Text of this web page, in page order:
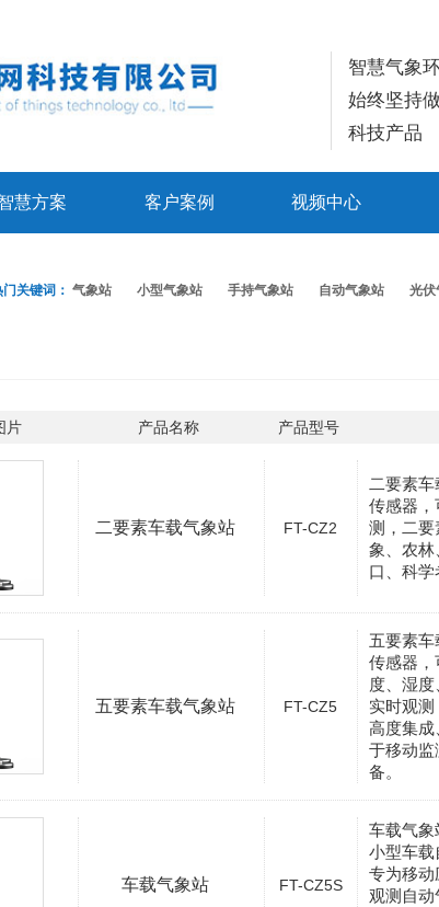
智慧气象
始终坚持
科技产品
慧方案 客户案例 视频中心
门关键词：气象站 小型气象站 手持气象站 自动气象站 光伏
片 产品名称 产品型号
二要素车载气象站 FT-CZ2
二要素
传感器，
测，二要
象、农林
口、科学
五要素车载气象站 FT-CZ5
五要素
传感器，
度、湿
实时观
高度集成
于移动监
备。
车载气象站 FT-CZ5S
车载气象
小型车载
专为移动
观测自动